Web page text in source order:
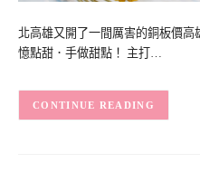
北高雄又開了一間厲害的銅板價高
憶點甜．手做甜點！ 主打…
CONTINUE READING